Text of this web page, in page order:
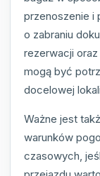
przenoszenie i
o zabraniu
rezerwacji
mogą być
docelowej
Ważne jest
warunków
czasowych,